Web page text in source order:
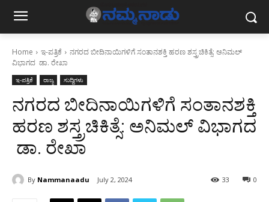
Home ಇ-ಪತ್ರಿಕೆ
ನಗರದ ಬೀದಿನಾಯಿಗಳಿಗೆ ಸಂತಾನಶಕ್ತಿ ಹರಣ ಶಸ್ತ್ರಚಿಕಿತ್ಸೆ: ಅನಿಮಲ್
ವಿಭಾಗದ ಡಾ. ರೇಖಾ
ಇ-ಪತ್ರಿಕೆ ರಾಜ್ಯ ಸುದ್ದಿಗಳು
ನಗರದ ಬೀದಿನಾಯಿಗಳಿಗೆ ಸಂತಾನಶಕ್ತಿ
ಹರಣ ಶಸ್ತ್ರಚಿಕಿತ್ಸೆ: ಅನಿಮಲ್ ವಿಭಾಗದ
ಡಾ. ರೇಖಾ
By Nammanaadu July 2, 2024 0
33